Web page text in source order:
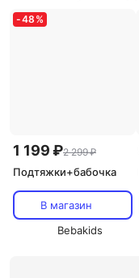
-48 %
1 199 ₽2 299 ₽
Подтяжки+бабочка
В магазин
Bebakids